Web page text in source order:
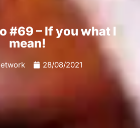
#69 – If you what I
mean!
28/08/2021